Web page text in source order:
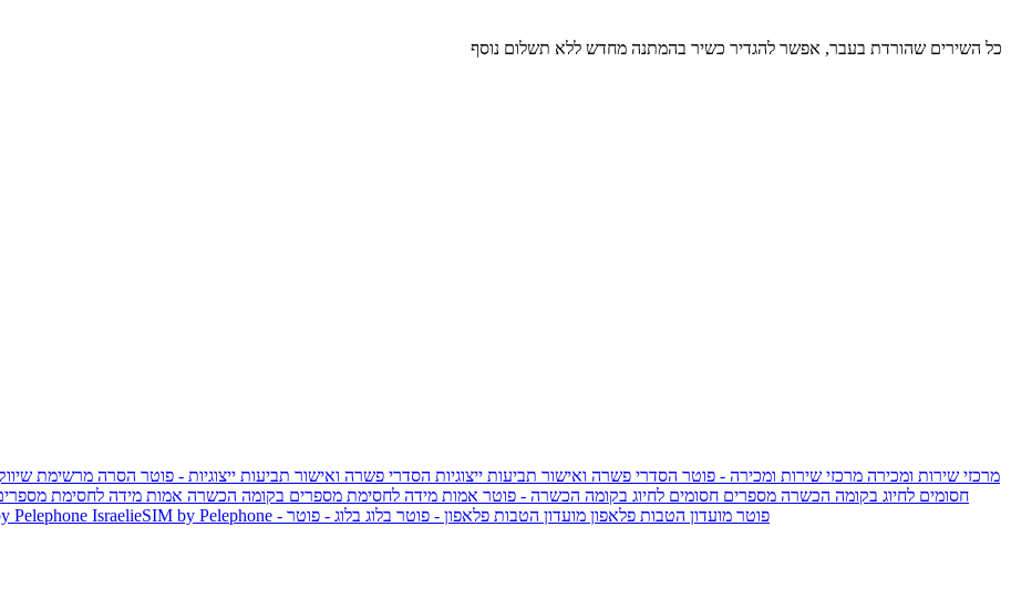
כל השירים שהורדת בעבר, אפשר להגדיר כשיר בהמתנה מחדש ללא תשלום נוסף
מרכזי שירות ומכירה מרכזי שירות ומכירה - פוטר הסדרי פשרה ואישור תביעות ייצוגיות הסדרי פשרה ואישור תביעות ייצוגיות - פוטר הסרה מרשימת
חסומים לחיוג בקומה הכשרה מספרים חסומים לחיוג בקומה הכשרה - פוטר אמות מידה לחסימת מספרים בקומה הכשרה אמות מידה לחסימת
Pelephone IsraelieSIM by Pelephone - פוטר מועדון הטבות פלאפון מועדון הטבות פלאפון - פוטר בלוג בלוג - פוטר